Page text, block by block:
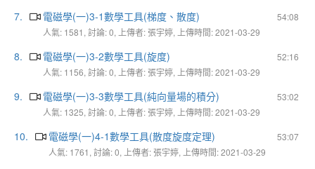
7. 54:08
電磁學(一)3-1數學工具(梯度、散度)
人氣: 1581, 討論: 0, 上傳者: 張宇婷, 上傳時間: 2021-03-29
8. 52:16
電磁學(一)3-2數學工具(旋度)
人氣: 1156, 討論: 0, 上傳者: 張宇婷, 上傳時間: 2021-03-29
9. 53:02
電磁學(一)3-3數學工具(純向量場的積分)
人氣: 1325, 討論: 0, 上傳者: 張宇婷, 上傳時間: 2021-03-29
10. 53:07
電磁學(一)4-1數學工具(散度旋度定理)
人氣: 1761, 討論: 0, 上傳者: 張宇婷, 上傳時間: 2021-03-29